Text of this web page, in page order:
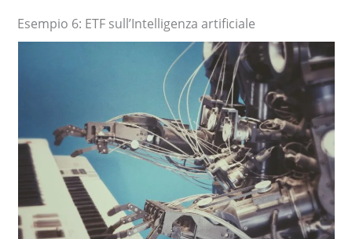
Esempio 6: ETF sull’Intelligenza artificiale